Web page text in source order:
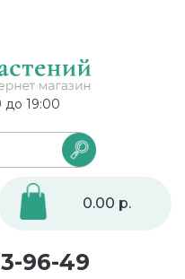
до 19:00
0.00 р.
96-49